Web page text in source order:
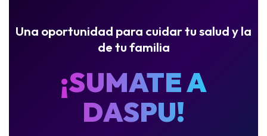
Una oportunidad para cuidar tu salud y la
de tu familia
¡SUMATE A
DASPU!